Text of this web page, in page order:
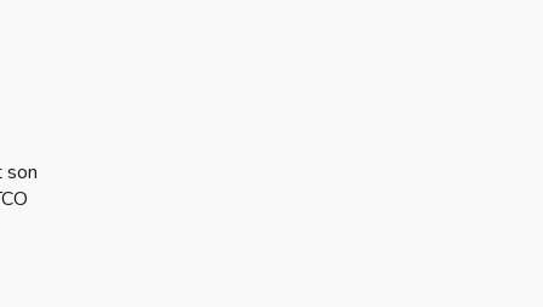
son